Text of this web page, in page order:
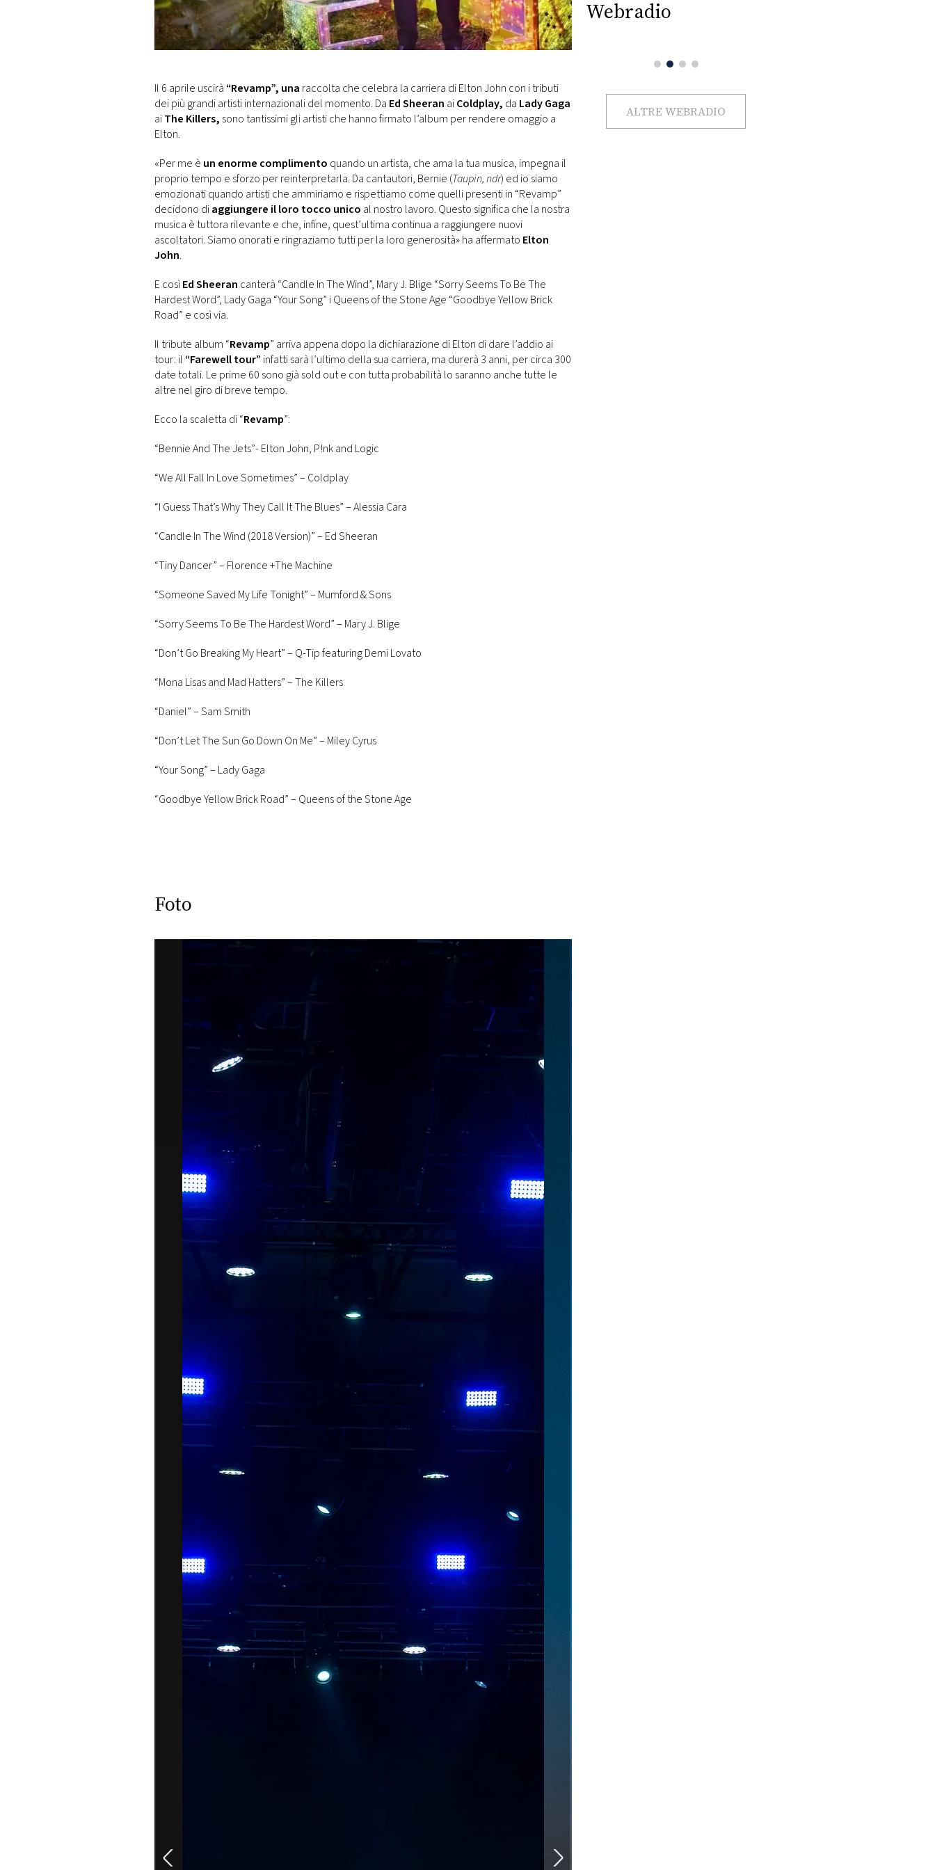
DI
MONACO
Il 6 aprile uscirà “Revamp”, una raccolta che celebra la carriera di Elton John con i tributi
dei più grandi artisti internazionali del momento. Da Ed Sheeran aiColdplay, da Lady Gaga
aiThe Killers, sono tantissimi gli artisti che hanno firmato l’album per rendere omaggio a
Elton.
«Per me è un enorme complimento quando un artista, che ama la tua musica, impegna il
proprio tempo e sforzo per reinterpretarla. Da cantautori, Bernie (Taupin, ndr) ed io siamo
emozionati quando artisti che ammiriamo e rispettiamo come quelli presenti in “Revamp”
decidono diaggiungere il loro tocco unico al nostro lavoro. Questo significa che la nostra
musica è tuttora rilevante e che, infine, quest’ultima continua a raggiungere nuovi
ascoltatori. Siamo onorati e ringraziamo tutti per la loro generosità» ha affermato Elton
John.
E cosìEd Sheeran canterà “Candle In The Wind”, Mary J. Blige “Sorry Seems To Be The
Hardest Word”, Lady Gaga “Your Song” i Queens of the Stone Age “Goodbye Yellow Brick
Road” e così via.
Il tribute album “Revamp” arriva appena dopo la dichiarazione di Elton di dare l’addio ai
tour: il “Farewell tour” infatti sarà l’ultimo della sua carriera, ma durerà 3 anni, per circa 300
date totali. Le prime 60 sono già sold out e con tutta probabilità lo saranno anche tutte le
altre nel giro di breve tempo.
Ecco la scaletta di “Revamp”:
“Bennie And The Jets”- Elton John, P!nk and Logic
“We All Fall In Love Sometimes” – Coldplay
“I Guess That’s Why They Call It The Blues” – Alessia Cara
“Candle In The Wind (2018 Version)” – Ed Sheeran
“Tiny Dancer” – Florence +The Machine
“Someone Saved My Life Tonight” – Mumford & Sons
“Sorry Seems To Be The Hardest Word” – Mary J. Blige
“Don’t Go Breaking My Heart” – Q-Tip featuring Demi Lovato
“Mona Lisas and Mad Hatters” – The Killers
“Daniel” – Sam Smith
“Don’t Let The Sun Go Down On Me” – Miley Cyrus
“Your Song” – Lady Gaga
“Goodbye Yellow Brick Road” – Queens of the Stone Age
Foto
Webradio
ALTRE WEBRADIO